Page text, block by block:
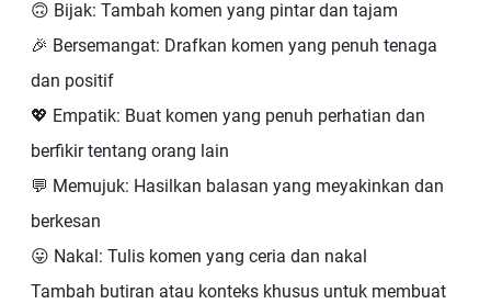
🙃 Bijak: Tambah komen yang pintar dan tajam
🎉 Bersemangat: Drafkan komen yang penuh tenaga
dan positif
💖 Empatik: Buat komen yang penuh perhatian dan
berfikir tentang orang lain
💬 Memujuk: Hasilkan balasan yang meyakinkan dan
berkesan
😛 Nakal: Tulis komen yang ceria dan nakal
Tambah butiran atau konteks khusus untuk membuat